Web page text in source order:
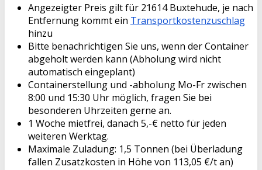
Angezeigter Preis gilt für 21614 Buxtehude, je nach
Entfernung kommt ein Transportkostenzuschlag
hinzu
Bitte benachrichtigen Sie uns, wenn der Container
abgeholt werden kann (Abholung wird nicht
automatisch eingeplant)
Containerstellung und -abholung Mo-Fr zwischen
8:00 und 15:30 Uhr möglich, fragen Sie bei
besonderen Uhrzeiten gerne an.
1 Woche mietfrei, danach 5,-€ netto für jeden
weiteren Werktag.
Maximale Zuladung: 1,5 Tonnen (bei Überladung
fallen Zusatzkosten in Höhe von 113,05 €/t an)